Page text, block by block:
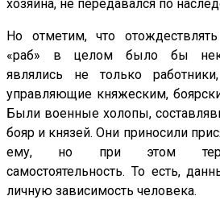
хозяина, не передавался по
Но отметим, что
«раб» в целом было бы
являлись не только
управляющие княжеским,
Были военные холопы,
бояр и князей. Они приносили
ему, но при этом
самостоятельность. То есть,
личную зависимость человека.